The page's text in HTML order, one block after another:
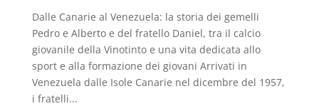
Dalle Canarie al Venezuela: la storia dei gemelli
Pedro e Alberto e del fratello Daniel, tra il calcio
giovanile della Vinotinto e una vita dedicata allo
sport e alla formazione dei giovani Arrivati in
Venezuela dalle Isole Canarie nel dicembre del 1957,
i fratelli...